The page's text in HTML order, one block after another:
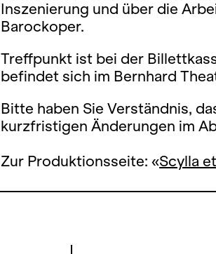
Inszenierung und über die
Barockoper.
Treffpunkt ist bei der
befindet sich im Bernhard
Bitte haben Sie Verständnis,
kurzfristigen Änderungen im
Zur Produktionsseite: «Scylla